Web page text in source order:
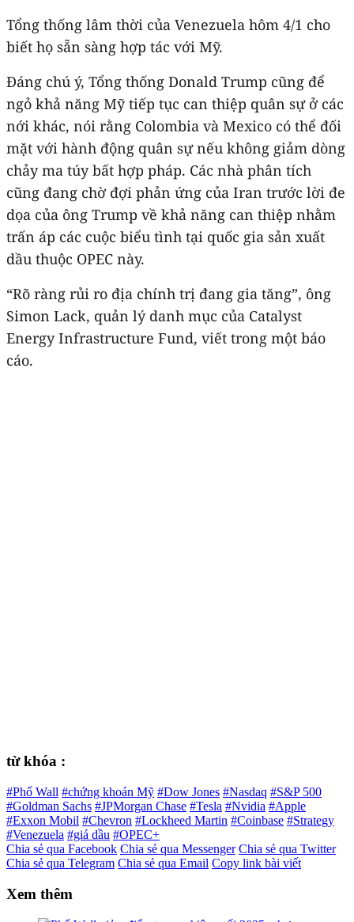
Tổng thống lâm thời của Venezuela hôm 4/1 cho
biết họ sẵn sàng hợp tác với Mỹ.
Đáng chú ý, Tổng thống Donald Trump cũng để
ngỏ khả năng Mỹ tiếp tục can thiệp quân sự ở các
nới khác, nói rằng Colombia và Mexico có thể đối
mặt với hành động quân sự nếu không giảm dòng
chảy ma túy bất hợp pháp. Các nhà phân tích
cũng đang chờ đợi phản ứng của Iran trước lời đe
dọa của ông Trump về khả năng can thiệp nhằm
trấn áp các cuộc biểu tình tại quốc gia sản xuất
dầu thuộc OPEC này.
“Rõ ràng rủi ro địa chính trị đang gia tăng”, ông
Simon Lack, quản lý danh mục của Catalyst
Energy Infrastructure Fund, viết trong một báo
cáo.
từ khóa :
#Phố Wall #chứng khoán Mỹ #Dow Jones #Nasdaq #S&P 500
#Goldman Sachs #JPMorgan Chase #Tesla #Nvidia #Apple
#Exxon Mobil #Chevron #Lockheed Martin #Coinbase #Strategy
#Venezuela #giá dầu #OPEC+
Chia sẻ qua Facebook Chia sẻ qua Messenger Chia sẻ qua Twitter
Chia sẻ qua Telegram Chia sẻ qua Email Copy link bài viết
Xem thêm